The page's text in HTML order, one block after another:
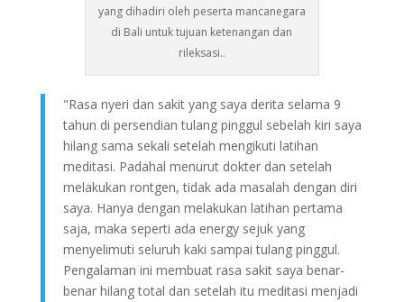
yang dihadiri oleh peserta mancanegara
di Bali untuk tujuan ketenangan dan
rileksasi..
"Rasa nyeri dan sakit yang saya derita selama 9
tahun di persendian tulang pinggul sebelah kiri saya
hilang sama sekali setelah mengikuti latihan
meditasi. Padahal menurut dokter dan setelah
melakukan rontgen, tidak ada masalah dengan diri
saya. Hanya dengan melakukan latihan pertama
saja, maka seperti ada energy sejuk yang
menyelimuti seluruh kaki sampai tulang pinggul.
Pengalaman ini membuat rasa sakit saya benar-
benar hilang total dan setelah itu meditasi menjadi